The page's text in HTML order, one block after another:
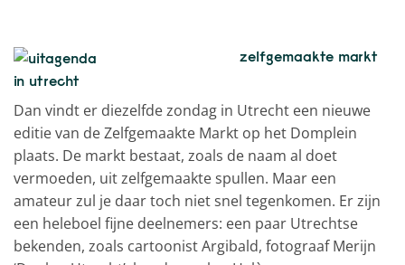
zelfgemaakte markt
in utrecht
Dan vindt er diezelfde zondag in Utrecht een nieuwe
editie van de Zelfgemaakte Markt op het Domplein
plaats. De markt bestaat, zoals de naam al doet
vermoeden, uit zelfgemaakte spullen. Maar een
amateur zul je daar toch niet snel tegenkomen. Er zijn
een heleboel fijne deelnemers: een paar Utrechtse
bekenden, zoals cartoonist Argibald, fotograaf Merijn